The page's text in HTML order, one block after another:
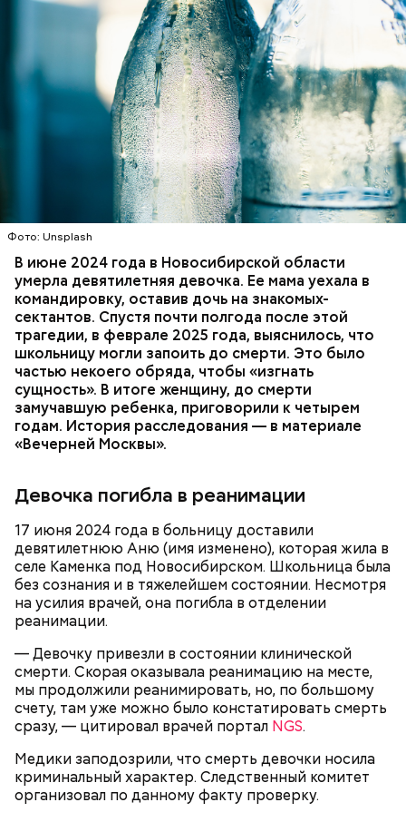
Фото: Unsplash
В июне 2024 года в Новосибирской области
умерла девятилетняя девочка. Ее мама уехала в
командировку, оставив дочь на знакомых-
сектантов. Спустя почти полгода после этой
трагедии, в феврале 2025 года, выяснилось, что
школьницу могли запоить до смерти. Это было
частью некоего обряда, чтобы «изгнать
сущность». В итоге женщину, до смерти
замучавшую ребенка, приговорили к четырем
годам. История расследования — в материале
«Вечерней Москвы».
Девочка погибла в реанимации
17 июня 2024 года в больницу доставили
девятилетнюю Аню (имя изменено), которая жила в
селе Каменка под Новосибирском. Школьница была
без сознания и в тяжелейшем состоянии. Несмотря
на усилия врачей, она погибла в отделении
реанимации.
— Девочку привезли в состоянии клинической
смерти. Скорая оказывала реанимацию на месте,
мы продолжили реанимировать, но, по большому
счету, там уже можно было констатировать смерть
сразу, — цитировал врачей портал NGS.
Медики заподозрили, что смерть девочки носила
криминальный характер. Следственный комитет
организовал по данному факту проверку.
В детстве Миссюра был тихим ребенком, что не
нравилось отчиму, который постоянно ругал
Позднее Миссюра рассказывал, что травил отчима
из мести, но не планировал его убивать. Теперь же
подозреваемый уверен, что мужчина напрямую
влияет на ход расследования с помощью денег и
Одним из своих самых близких людей Миссюра
считал младшую сестру, которую тоже травил. Он
гордился, что подсказал родителям имя для
малышки, когда та появилась на свет. По словам
брата, когда девочка подросла, отчим стал
вымещать на ней свою агрессию. Также Миссюра
очень тепло отзывается о своем приятеле
Константине, отрицает причастность к его смерти
и говорит, что следователи «пытаются
осквернить» их дружбу.
Миссюра планировал заняться
паломничеством